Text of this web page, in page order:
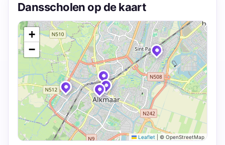
Dansscholen op de kaart
+
−
Leaflet © OpenStreetMap